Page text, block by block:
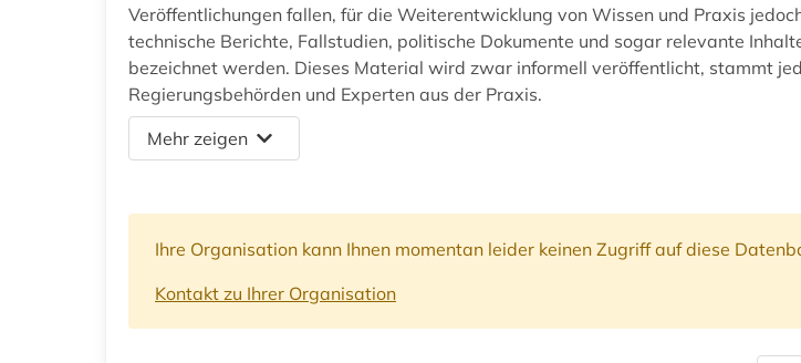
Veröffentlichungen fallen, für die Weiterentwicklung von Wissen und Praxis
technische Berichte, Fallstudien, politische Dokumente und sogar relevante
bezeichnet werden. Dieses Material wird zwar informell veröffentlicht, stammt
Regierungsbehörden und Experten aus der Praxis.
Mehr zeigen
Ihre Organisation kann Ihnen momentan leider keinen Zugriff auf diese
Kontakt zu Ihrer Organisation